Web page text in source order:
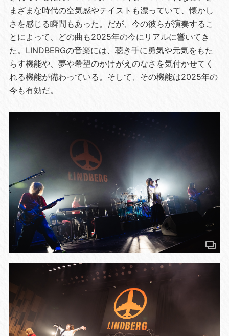
まざまな時代の空気感やテイストも漂っていて、懐かし
さを感じる瞬間もあった。だが、今の彼らが演奏するこ
とによって、どの曲も2025年の今にリアルに響いてき
た。LINDBERGの音楽には、聴き手に勇気や元気をもた
らす機能や、夢や希望のかけがえのなさを気付かせてく
れる機能が備わっている。そして、その機能は2025年の
今も有効だ。